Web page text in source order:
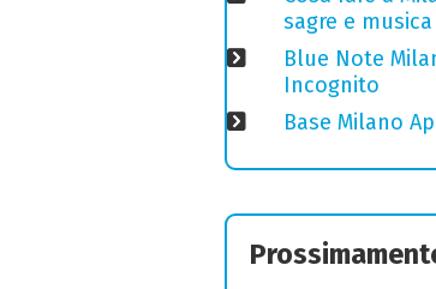
sagre e musica
Blue Note
Incognito
Base Milano